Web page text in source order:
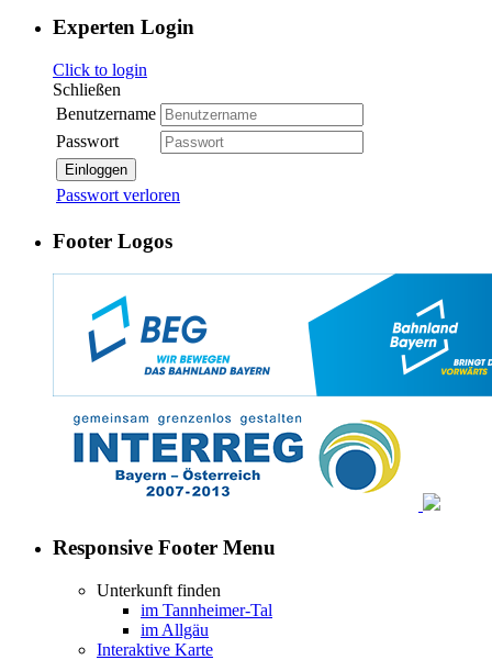
Experten Login
Click to login
Schließen
Benutzername
Passwort
Einloggen
Passwort verloren
Footer Logos
Responsive Footer Menu
Unterkunft finden
im Tannheimer-Tal
im Allgäu
Interaktive Karte